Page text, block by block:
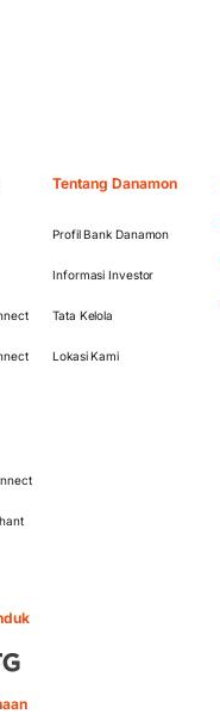
Tentang Danamon
Profil Bank Danamon
Informasi Investor
Tata Kelola
Lokasi Kami